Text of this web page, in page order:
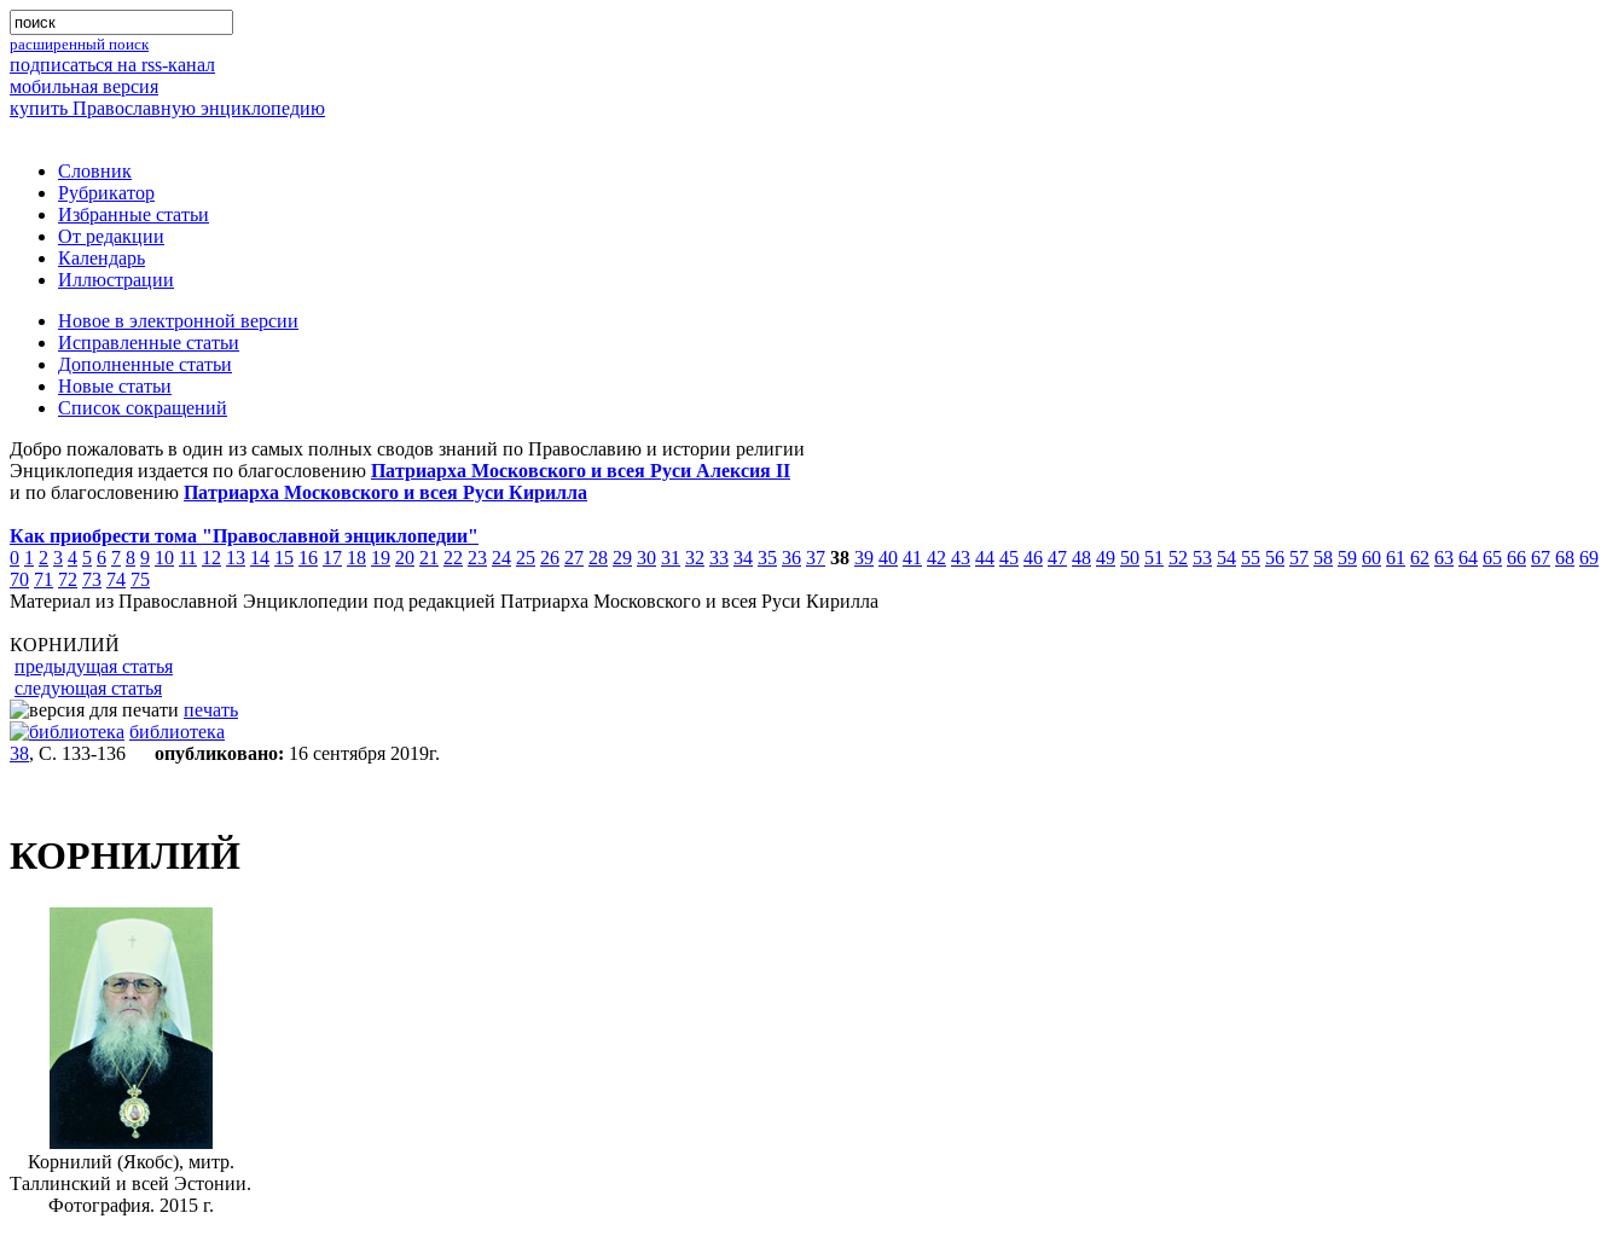
расширенный поиск
подписаться на rss-канал
мобильная версия
купить Православную энциклопедию
Словник
Рубрикатор
Избранные статьи
От редакции
Календарь
Иллюстрации
Новое в электронной версии
Исправленные статьи
Дополненные статьи
Новые статьи
Список сокращений
Добро пожаловать в один из самых полных сводов знаний по Православию и истории религии
Энциклопедия издается по благословению Патриарха Московского и всея Руси Алексия II
и по благословению Патриарха Московского и всея Руси Кирилла
Как приобрести тома "Православной энциклопедии"
0 1 2 3 4 5 6 7 8 9 10 11 12 13 14 15 16 17 18 19 20 21 22 23 24 25 26 27 28 29 30 31 32 33 34 35 36 37 38 39 40 41 42 43 44 45 46 47 48 49 50 51 52 53 54 55 56 57 58 59 60 61 62 63 64 65 66 67 68 69
70 71 72 73 74 75
Материал из Православной Энциклопедии под редакцией Патриарха Московского и всея Руси Кирилла
КОРНИЛИЙ
предыдущая статья
следующая статья
печать
библиотека
38, С. 133-136 опубликовано: 16 сентября 2019г.
КОРНИЛИЙ
Корнилий (Якобс), митр.
Таллинский и всей Эстонии.
Фотография. 2015 г.